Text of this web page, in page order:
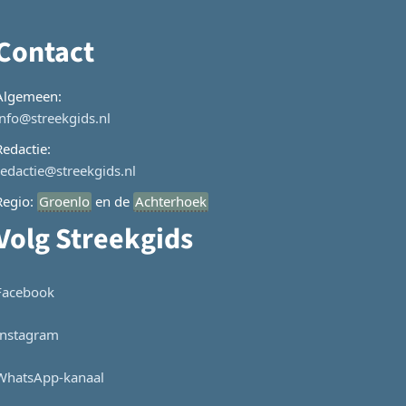
Groenlo en de Achterhoek
Streekgids
kanaal